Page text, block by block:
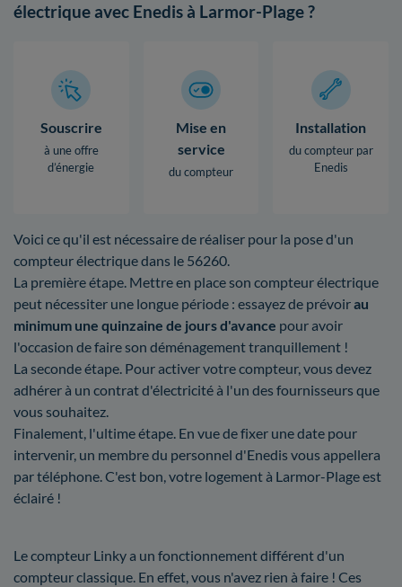
électrique avec Enedis à Larmor-Plage ?
Souscrire
à une offre
d’énergie
Mise en
service
du compteur
Installation
du compteur par
Enedis
Voici ce qu'il est nécessaire de réaliser pour la pose d'un
compteur électrique dans le 56260.
La première étape. Mettre en place son compteur électrique
peut nécessiter une longue période : essayez de prévoirau
minimum une quinzaine de jours d'avance pour avoir
l'occasion de faire son déménagement tranquillement !
La seconde étape. Pour activer votre compteur, vous devez
adhérer à un contrat d'électricité à l'un des fournisseurs que
vous souhaitez.
Finalement, l'ultime étape. En vue de fixer une date pour
intervenir, un membre du personnel d'Enedis vous appellera
par téléphone. C'est bon, votre logement à Larmor-Plage est
éclairé !
Le compteur Linky a un fonctionnement différent d'un
compteur classique. En effet, vous n'avez rien à faire ! Ces